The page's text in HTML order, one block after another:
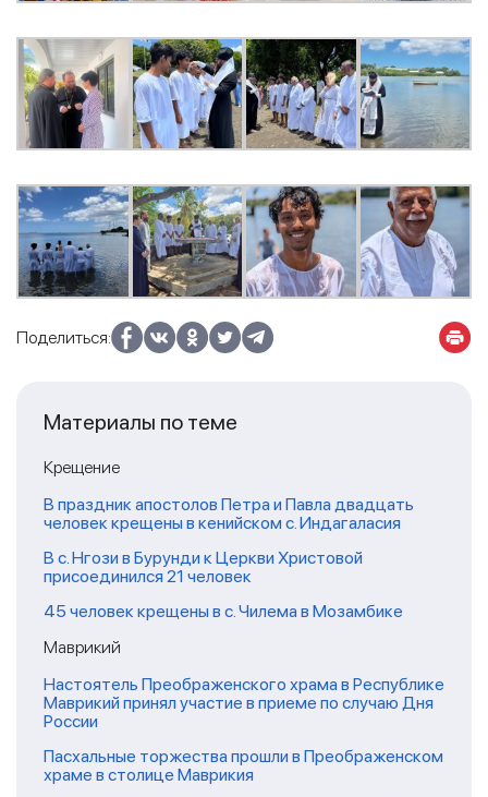
Поделиться:
Материалы по теме
Крещение
В праздник апостолов Петра и Павла двадцать
человек крещены в кенийском с. Индагаласия
В с. Нгози в Бурунди к Церкви Христовой
присоединился 21 человек
45 человек крещены в с. Чилема в Мозамбике
Маврикий
Настоятель Преображенского храма в Республике
Маврикий принял участие в приеме по случаю Дня
России
Пасхальные торжества прошли в Преображенском
храме в столице Маврикия